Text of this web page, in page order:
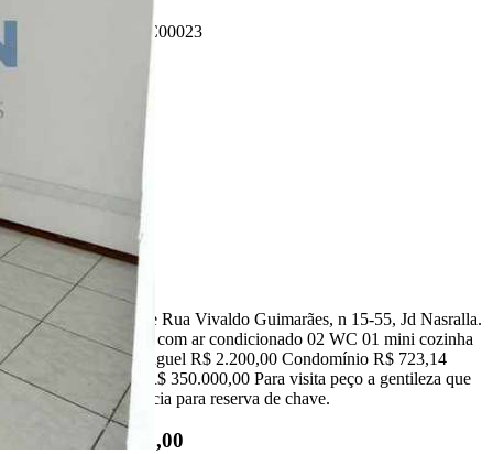
Referência: SC00023
Descrição
Ed. Portal do Bosque Rua Vivaldo Guimarães, n 15-55, Jd Nasralla.
Hall entrada 03 salas com ar condicionado 02 WC 01 mini cozinha
vaga de garagem Aluguel R$ 2.200,00 Condomínio R$ 723,14
VENDA VALOR: R$ 350.000,00 Para visita peço a gentileza que
avise com antecedência para reserva de chave.
R$ 350.000,00